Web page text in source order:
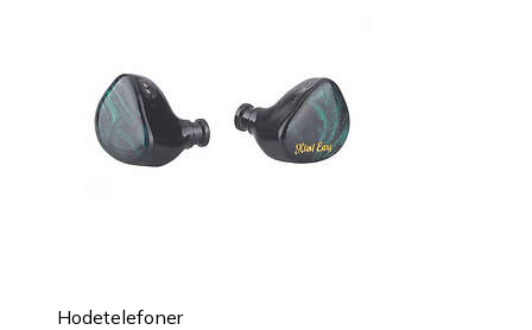
Hodetelefoner